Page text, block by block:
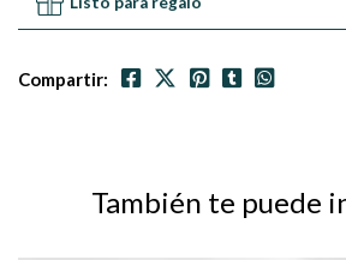
Compartir:
También te puede